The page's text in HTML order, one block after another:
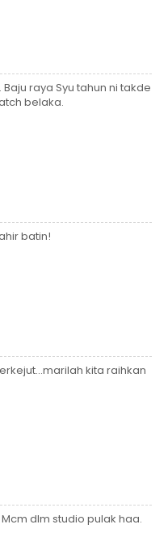
raya Syu tahun ni takde
belaka.
batin!
kita raihkan
dlm studio pulak haa.